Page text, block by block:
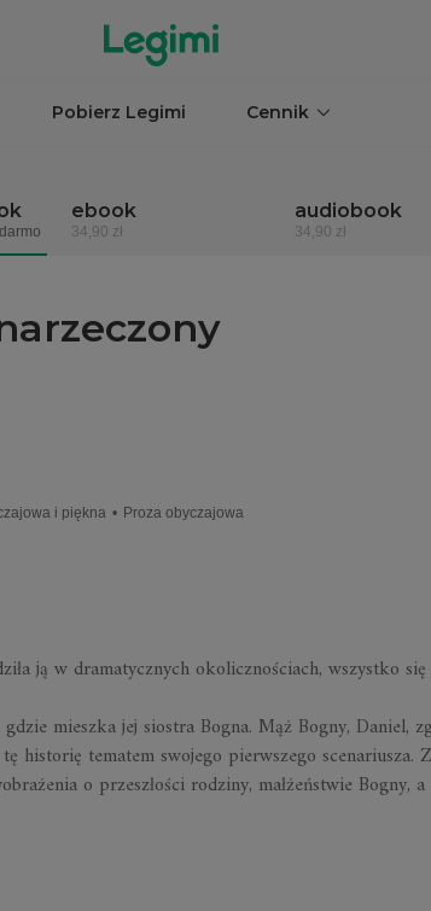
Pobierz Legimi Cennik
ebook
34,90 zł
audiobook
34,90 zł
i piękna • Proza obyczajowa
ją w dramatycznych okolicznościach, wszystko się
mieszka jej siostra Bogna. Mąż Bogny, Daniel,
historię tematem swojego pierwszego scenariusza.
o przeszłości rodziny, małżeństwie Bogny,